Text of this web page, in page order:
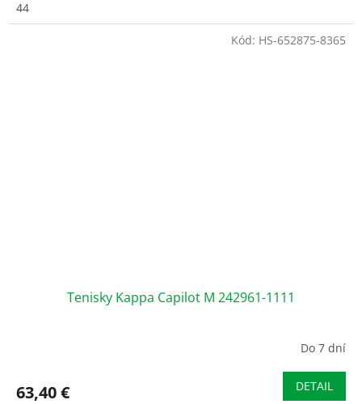
44
Tenisky Kappa Capilot M 242961-1111
Do 7 dní
63,40 € DETAIL
Kód: HS-652875-8365